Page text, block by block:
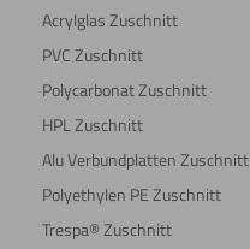
Acrylglas Zuschnitt
PVC Zuschnitt
Polycarbonat Zuschnitt
HPL Zuschnitt
Alu Verbundplatten Zuschnitt
Polyethylen PE Zuschnitt
Trespa® Zuschnitt